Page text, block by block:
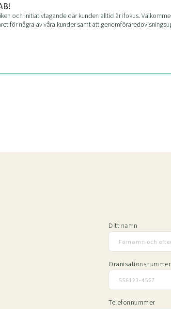
och initiativtagande där kunden alltid är ifokus.
för några av våra kunder samt att
Ditt namn
Oranisationsnummer
Telefonnummer